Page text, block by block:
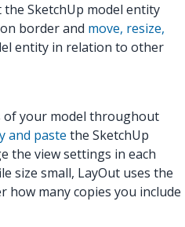
the SketchUp model entity
border and move, resize,
entity in relation to other
of your model throughout
and paste the SketchUp
the view settings in each
size small, LayOut uses the
how many copies you include